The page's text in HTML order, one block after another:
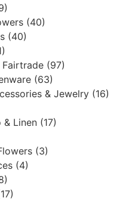
(40)
(40)
Fairtrade (97)
(63)
& Jewelry (16)
& Linen (17)
(3)
(4)